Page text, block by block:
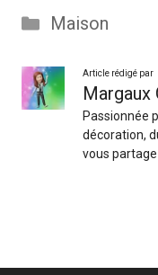
Catégories
Maison
Article rédigé par
Margaux
Passionnée
décoration,
vous